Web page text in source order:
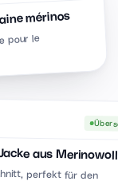
mérinos
pour le
aus
perfekt für den